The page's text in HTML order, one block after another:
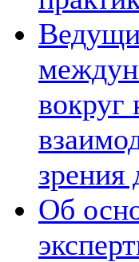
вокруг
Об